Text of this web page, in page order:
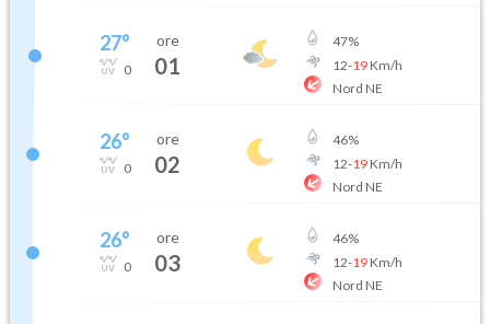
27°
0
ore
01
47%
12-19Km/h
Nord NE
26°
0
ore
02
46%
12-19Km/h
Nord NE
26°
0
ore
03
46%
12-19Km/h
Nord NE